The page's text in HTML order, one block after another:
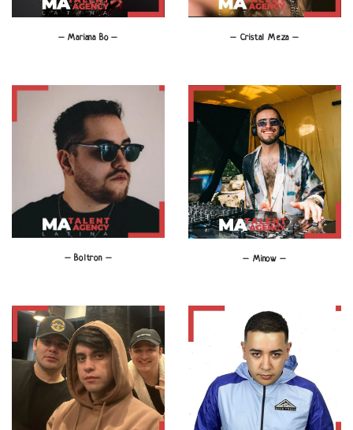
– Mariana Bo – – Cristal Meza –
– Boltron – – Minow –